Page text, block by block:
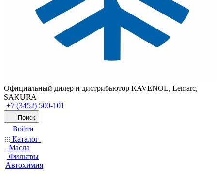
Официальный дилер и дистрибьютор RAVENOL, Lemarc,
SAKURA
+7 (3452) 500-101
Поиск
Войти
Каталог
Масла
Фильтры
Автохимия